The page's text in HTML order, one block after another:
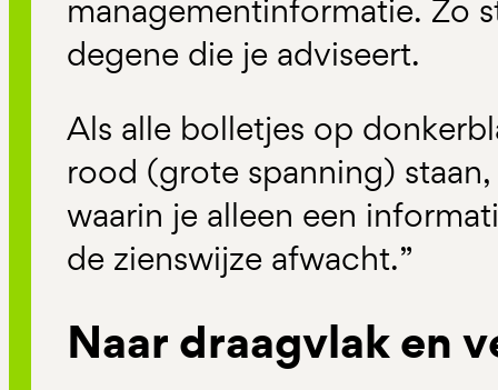
managementinformatie. Zo
degene die je adviseert.
Als alle bolletjes op
rood (grote spanning)
waarin je alleen een
de zienswijze afwacht.”
Naar draagvlak en